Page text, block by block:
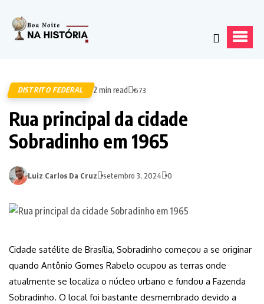
DISTRITO FEDERAL 2 min read 673
Rua principal da cidade
Sobradinho em 1965
Luiz Carlos Da Cruz setembro 3, 2024 0
Cidade satélite de Brasília, Sobradinho começou a se originar
quando Antônio Gomes Rabelo ocupou as terras onde
atualmente se localiza o núcleo urbano e fundou a Fazenda
Sobradinho. O local foi bastante desmembrado devido a